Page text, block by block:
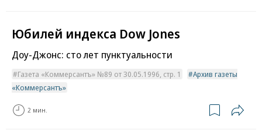
Юбилей индекса Dow Jones
Доу-Джонс: сто лет пунктуальности
Газета «Коммерсантъ» №89 от 30.05.1996, стр. 1
Архив газеты
«Коммерсантъ»
2 мин.